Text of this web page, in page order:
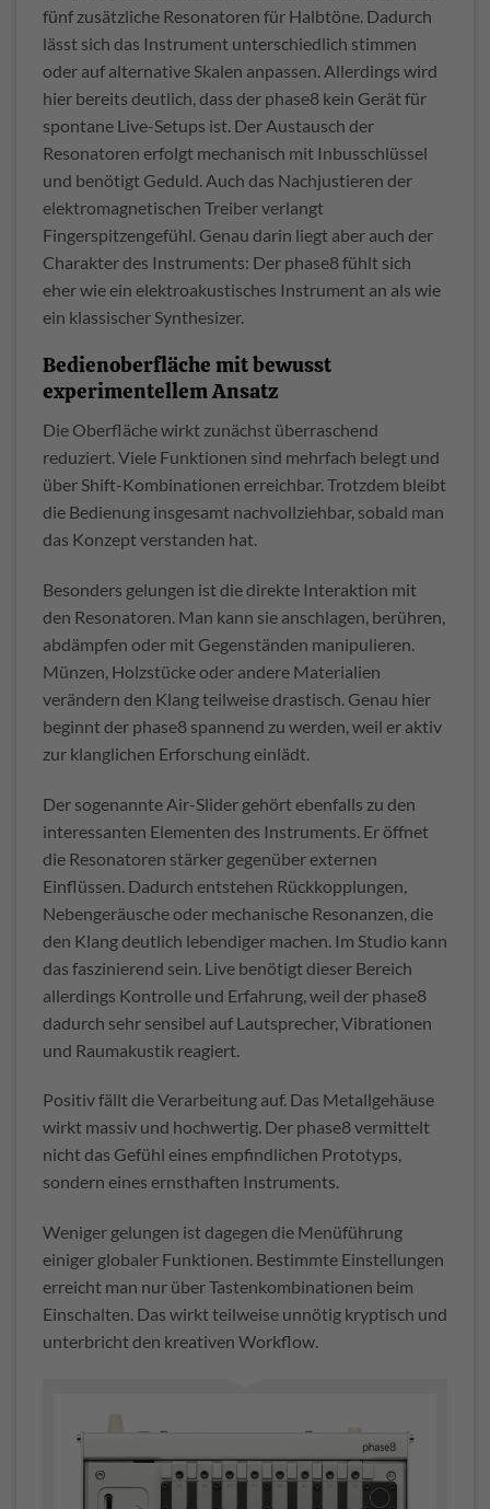
fünf zusätzliche Resonatoren für Halbtöne. Dadurch
lässt sich das Instrument unterschiedlich stimmen
oder auf alternative Skalen anpassen. Allerdings wird
hier bereits deutlich, dass der phase8 kein Gerät für
spontane Live-Setups ist. Der Austausch der
Resonatoren erfolgt mechanisch mit Inbusschlüssel
und benötigt Geduld. Auch das Nachjustieren der
elektromagnetischen Treiber verlangt
Fingerspitzengefühl. Genau darin liegt aber auch der
Charakter des Instruments: Der phase8 fühlt sich
eher wie ein elektroakustisches Instrument an als wie
ein klassischer Synthesizer.
Bedienoberfläche mit bewusst
experimentellem Ansatz
Die Oberfläche wirkt zunächst überraschend
reduziert. Viele Funktionen sind mehrfach belegt und
über Shift-Kombinationen erreichbar. Trotzdem bleibt
die Bedienung insgesamt nachvollziehbar, sobald man
das Konzept verstanden hat.
Besonders gelungen ist die direkte Interaktion mit
den Resonatoren. Man kann sie anschlagen, berühren,
abdämpfen oder mit Gegenständen manipulieren.
Münzen, Holzstücke oder andere Materialien
verändern den Klang teilweise drastisch. Genau hier
beginnt der phase8 spannend zu werden, weil er aktiv
zur klanglichen Erforschung einlädt.
Der sogenannte Air-Slider gehört ebenfalls zu den
interessanten Elementen des Instruments. Er öffnet
die Resonatoren stärker gegenüber externen
Einflüssen. Dadurch entstehen Rückkopplungen,
Nebengeräusche oder mechanische Resonanzen, die
den Klang deutlich lebendiger machen. Im Studio kann
das faszinierend sein. Live benötigt dieser Bereich
allerdings Kontrolle und Erfahrung, weil der phase8
dadurch sehr sensibel auf Lautsprecher, Vibrationen
und Raumakustik reagiert.
Positiv fällt die Verarbeitung auf. Das Metallgehäuse
wirkt massiv und hochwertig. Der phase8 vermittelt
nicht das Gefühl eines empfindlichen Prototyps,
sondern eines ernsthaften Instruments.
Weniger gelungen ist dagegen die Menüführung
einiger globaler Funktionen. Bestimmte Einstellungen
erreicht man nur über Tastenkombinationen beim
Einschalten. Das wirkt teilweise unnötig kryptisch und
unterbricht den kreativen Workflow.